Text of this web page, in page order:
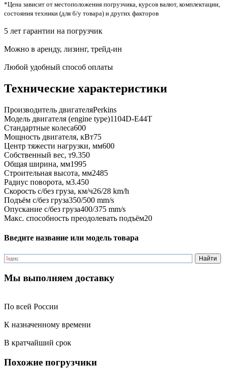
*Цена зависит от местоположения погрузчика, курсов валют, комплектации,
состояния техники (для б/у товара) и других факторов
5 лет гарантии на погрузчик
Можно в аренду, лизинг, трейд-ин
Любой удобный способ оплаты
Технические характеристики
Производитель двигателяPerkins
Модель двигателя (engine type)1104D-E44T
Стандартные колеса600
Мощность двигателя, кВт75
Центр тяжести нагрузки, мм600
Собственный вес, т9.350
Общая ширина, мм1995
Строительная высота, мм2485
Радиус поворота, м3.450
Скорость с/без груза, км/ч26/28 km/h
Подъём с/без груза350/500 mm/s
Опускание с/без груза400/375 mm/s
Макс. способность преодолевать подъём20
Введите название или модель товара
Мы выполняем доставку
По всей России
К назначенному времени
В кратчайший срок
Похожие погрузчики